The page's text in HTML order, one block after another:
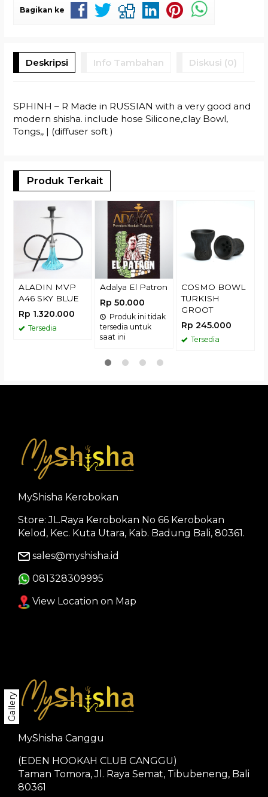
Bagikan ke
Deskripsi Info Tambahan Diskusi (0)
SPHINH – R Made in RUSSIAN with a very good and
modern shisha. include hose Silicone,clay Bowl,
Tongs,, | (diffuser soft )
Produk Terkait
ALADIN MVP
A46 SKY BLUE
Rp 1.320.000
Tersedia
Adalya El Patron
Rp 50.000
Produk ini tidak
tersedia untuk
saat ini
COSMO BOWL
TURKISH
GROOT
Rp 245.000
Tersedia
Gallery
MyShisha Kerobokan
Store: JL.Raya Kerobokan No 66 Kerobokan
Kelod, Kec. Kuta Utara, Kab. Badung Bali, 80361.
sales@myshisha.id
081328309995
View Location on Map
MyShisha Canggu
(EDEN HOOKAH CLUB CANGGU)
Taman Tomora, Jl. Raya Semat, Tibubeneng, Bali
80361